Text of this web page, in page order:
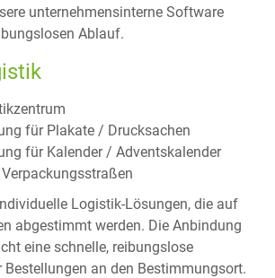
unternehmensinterne Software
Ablauf.
für Plakate / Drucksachen
für Kalender / Adventskalender
Logistik-Lösungen, die auf
abgestimmt werden. Die Anbindung
eine schnelle, reibungslose
Bestellungen an den Bestimmungsort.